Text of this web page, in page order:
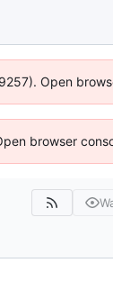
Open
browser